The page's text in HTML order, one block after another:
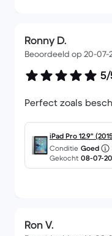
Ronny D.
Beoordeeld op 20-07-
Perfect zoals
iPad Pro 12.9"
egrijs
Conditie Goed
Gekocht 08-07-
Ron V.